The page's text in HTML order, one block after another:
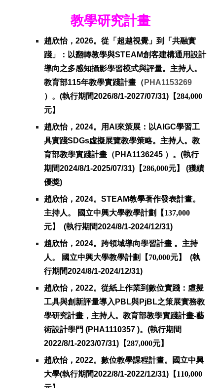
教學研究計畫
趙欣怡，2026。從「超越視覺」到「共融實
踐」：以翻轉教學與STEAM創客建構通用設計
導向之多感知攝影學習模式與評量。主持人。
教育部115年教學實踐計畫（ PHA1153269
）。(執行期間2026/8/1-2027/07/31)【284,000
元】
趙欣怡，2024。 用AI來策展：以AIGC學習工
具實踐SDGs虛擬展覽教學策略。主持人。教
育部教學實踐計畫（PHA1136245 ）。(執行
期間2024/8/1-2025/07/31)【286,000元】 (獲績
優獎)
趙欣怡，2024。STEAM教學著作發表計畫。
主持人。 國立中興大學教學計劃【137,000
元】 (執行期間2024/8/1-2024/12/31)
趙欣怡，2024。跨領域導向學習計畫 。主持
人。 國立中興大學教學計劃【70,000元】 (執
行期間2024/8/1-2024/12/31)
趙欣怡，2022。從紙上作業到數位實踐：虛擬
工具與創新評量導入PBL與PjBL之策展實務教
學研究計畫， 主持人。教育部教學實踐計畫-藝
術設計學門 (PHA1110357 )。(執行期間
2022/8/1-2023/07/31)【287,000元】
趙欣怡，2022。數位教學課程計畫。國立中興
大學(執行期間2022/8/1-2022/12/31)【110,000